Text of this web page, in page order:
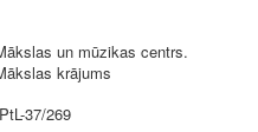
un mūzikas centrs.
krājums
37/269